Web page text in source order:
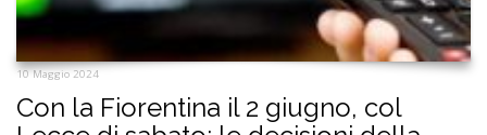
10 Maggio 2024
Con la Fiorentina il 2 giugno, col